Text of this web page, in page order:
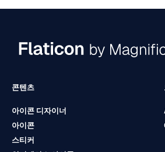
콘텐츠
아이콘 디자이너
아이콘
스티커